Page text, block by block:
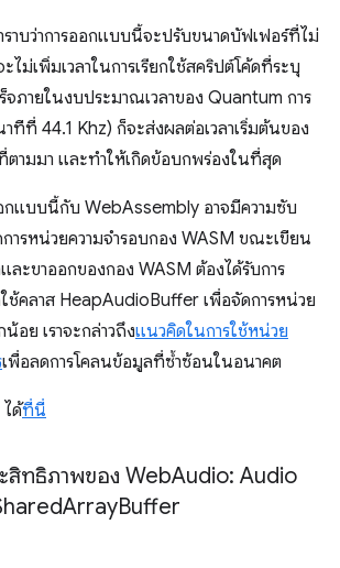
ราบว่าการออกแบบนี้จะปรับขนาดบัฟเฟอร์ที่ไม่
ม่เพิ่มเวลาในการเรียกใช้สคริปต์โค้ดที่ระบุ
จภายในงบประมาณเวลาของ Quantum การ
าทีที่ 44.1 Khz) ก็จะส่งผลต่อเวลาเริ่มต้นของ
ตามมา และทำให้เกิดข้อบกพร่องในที่สุด
กแบบนี้กับ WebAssembly อาจมีความซับ
ารหน่วยความจำรอบกอง WASM ขณะเขียน
ละขาออกของกอง WASM ต้องได้รับการ
ใช้คลาส HeapAudioBuffer เพื่อจัดการหน่วย
อย เราจะกล่าวถึงแนวคิดในการใช้หน่วย
เพื่อลดการโคลนข้อมูลที่ซ้ำซ้อนในอนาคต
ด้ที่นี่
สิทธิภาพของ WebAudio: Audio
ArrayBuffer